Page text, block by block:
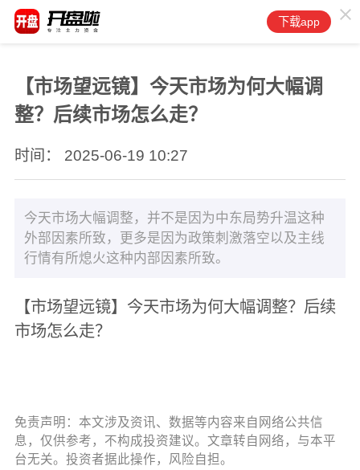
下载app
【市场望远镜】今天市场为何大幅调
整？后续市场怎么走？
时间： 2025-06-19 10:27
今天市场大幅调整，并不是因为中东局势升温这种
外部因素所致，更多是因为政策刺激落空以及主线
行情有所熄火这种内部因素所致。
【市场望远镜】今天市场为何大幅调整？后续
市场怎么走？
免责声明：本文涉及资讯、数据等内容来自网络公共信
息，仅供参考，不构成投资建议。文章转自网络，与本平
台无关。投资者据此操作，风险自担。